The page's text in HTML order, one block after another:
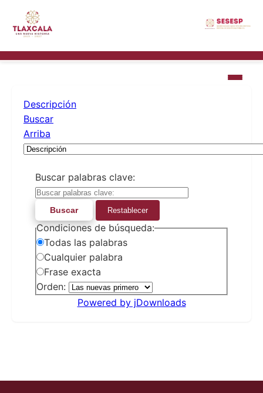
Descripción
Buscar
Arriba
Buscar palabras clave:
Buscar Restablecer
Condiciones de búsqueda:
Todas las palabras
Cualquier palabra
Frase exacta
Orden:
Powered by jDownloads